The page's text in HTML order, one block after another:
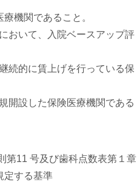
機関であること。
おいて、入院ベースアップ評
続的に賃上げを行っている保
開設した保険医療機関である
第11 号及び歯科点数表第１章
定する基準